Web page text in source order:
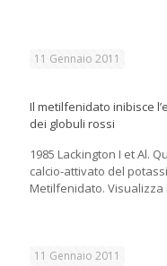
11 Gennaio 2011
Il metilfenidato inibisce
dei globuli rossi
1985 Lackington I et Al.
calcio-attivato del
Metilfenidato. Visualizza
11 Gennaio 2011